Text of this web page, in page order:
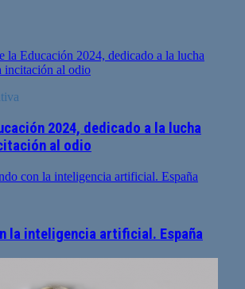
2024, dedicado a la lucha
al odio
la inteligencia artificial. España